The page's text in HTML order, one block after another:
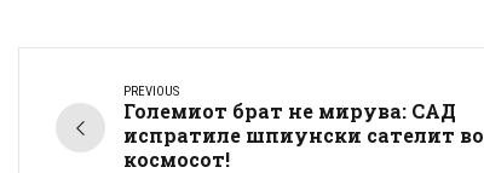
PREVIOUS
Големиот брат не мирува: САД
испратиле шпиунски сателит во
космосот!